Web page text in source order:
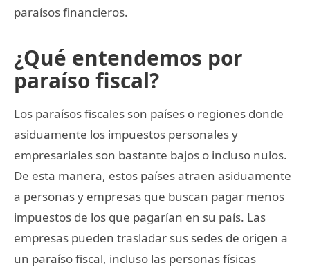
paraísos financieros.
¿Qué entendemos por
paraíso fiscal?
Los paraísos fiscales son países o regiones donde
asiduamente los impuestos personales y
empresariales son bastante bajos o incluso nulos.
De esta manera, estos países atraen asiduamente
a personas y empresas que buscan pagar menos
impuestos de los que pagarían en su país. Las
empresas pueden trasladar sus sedes de origen a
un paraíso fiscal, incluso las personas físicas